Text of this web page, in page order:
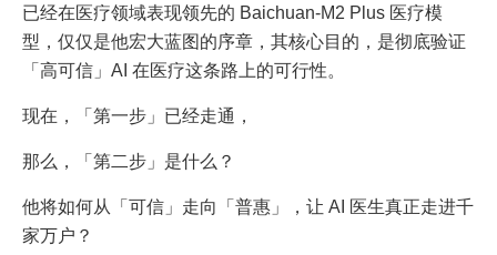
已经在医疗领域表现领先的 Baichuan-M2 Plus 医疗模
型，仅仅是他宏大蓝图的序章，其核心目的，是彻底验证
「高可信」AI 在医疗这条路上的可行性。
现在，「第一步」已经走通，
那么，「第二步」是什么？
他将如何从「可信」走向「普惠」，让 AI 医生真正走进千
家万户？